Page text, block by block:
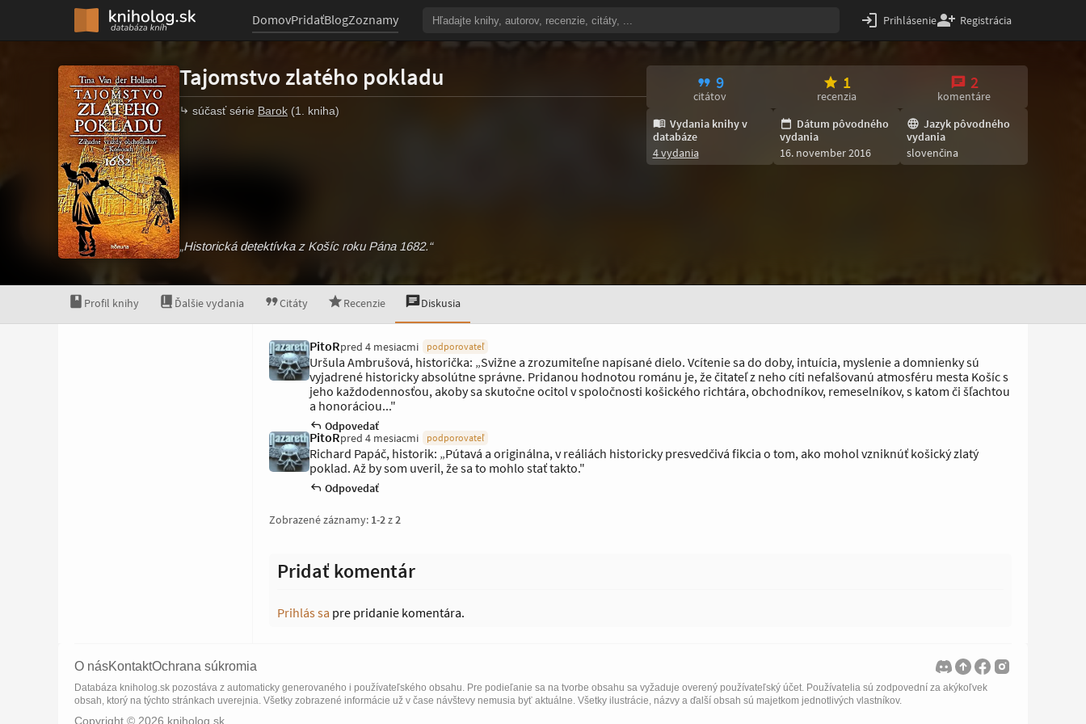
DomovPridaťBlogZoznamy Prihlásenie Registrácia
Tajomstvo zlatého pokladu
súčasť série Barok (1. kniha)
9
citátov
1
recenzia
2
komentáre
Vydania knihy v
databáze
4 vydania
Dátum pôvodného
vydania
16. november 2016
Jazyk pôvodného
vydania
slovenčina
„Historická detektívka z Košíc roku Pána 1682.“
Profil knihy Ďalšie vydania Citáty Recenzie Diskusia
PitoRpred 4 mesiacmi podporovateľ
Uršula Ambrušová, historička: „Svižne a zrozumiteľne napísané dielo. Vcítenie sa do doby, intuícia, myslenie a domnienky sú
vyjadrené historicky absolútne správne. Pridanou hodnotou románu je, že čitateľ z neho cíti nefalšovanú atmosféru mesta Košíc s
jeho každodennosťou, akoby sa skutočne ocitol v spoločnosti košického richtára, obchodníkov, remeselníkov, s katom či šľachtou
a honoráciou..."
Odpovedať
PitoRpred 4 mesiacmi podporovateľ
Richard Papáč, historik: „Pútavá a originálna, v reáliách historicky presvedčivá fikcia o tom, ako mohol vzniknúť košický zlatý
poklad. Až by som uveril, že sa to mohlo stať takto."
Odpovedať
Zobrazené záznamy: 1-2z2
Pridať komentár
Prihlás sa pre pridanie komentára.
O násKontaktOchrana súkromia
Databáza kniholog.sk pozostáva z automaticky generovaného i používateľského obsahu. Pre podieľanie sa na tvorbe obsahu sa vyžaduje overený používateľský účet. Používatelia sú zodpovední za akýkoľvek
obsah, ktorý na týchto stránkach uverejnia. Všetky zobrazené informácie už v čase návštevy nemusia byť aktuálne. Všetky ilustrácie, názvy a ďalší obsah sú majetkom jednotlivých vlastníkov.
Copyright © 2026 kniholog.sk